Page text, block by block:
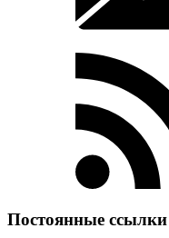
Постоянные ссылки